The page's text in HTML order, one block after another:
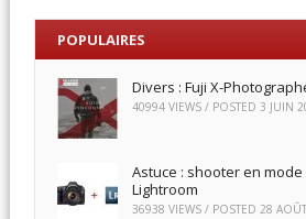
POPULAIRES
Divers : Fuji X-
40994 VIEWS / POSTED 3 JUIN
Astuce : shooter en
Lightroom
36938 VIEWS / POSTED 28